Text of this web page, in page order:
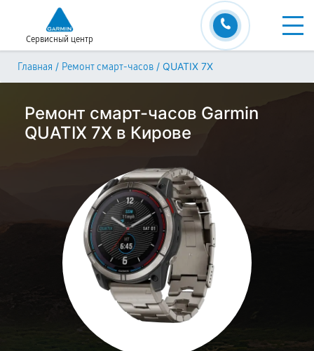
Сервисный центр
Главная / Ремонт смарт-часов / QUATIX 7X
Ремонт смарт-часов Garmin
QUATIX 7X в Кирове